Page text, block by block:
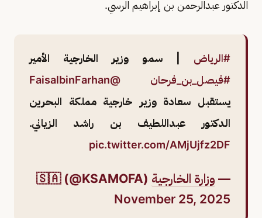
الدكتور عبدالرحمن بن إبراهيم الرسي.
#الرياض | سمو وزير الخارجية الأمير
#فيصل_بن_فرحان
@FaisalbinFarhan
يستقبل سعادة وزير خارجية مملكة البحرين
الدكتور عبداللطيف بن راشد الزياني.
pic.twitter.com/AMjUjfz2DF
— وزارة الخارجية
November 25, 2025